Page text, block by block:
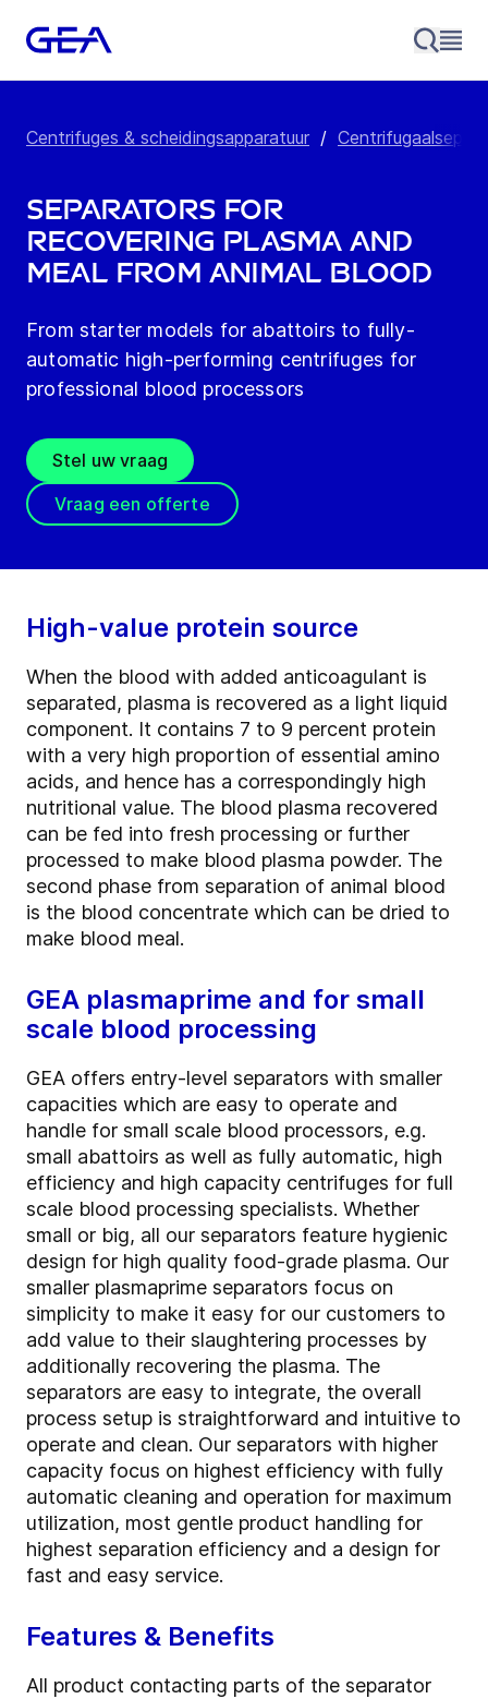
Centrifuges & scheidingsapparatuur /
Separators for
recovering plasma and
meal from animal blood
From starter models for abattoirs to fully-
automatic high-performing centrifuges for
professional blood processors
Stel uw vraag
Vraag een offerte
High-value protein source
When the blood with added anticoagulant is
separated, plasma is recovered as a light liquid
component. It contains 7 to 9 percent protein
with a very high proportion of essential amino
acids, and hence has a correspondingly high
nutritional value. The blood plasma recovered
can be fed into fresh processing or further
processed to make blood plasma powder. The
second phase from separation of animal blood
is the blood concentrate which can be dried to
make blood meal.
GEA plasmaprime and for small
scale blood processing
GEA offers entry-level separators with smaller
capacities which are easy to operate and
handle for small scale blood processors, e.g.
small abattoirs as well as fully automatic, high
efficiency and high capacity centrifuges for full
scale blood processing specialists. Whether
small or big, all our separators feature hygienic
design for high quality food-grade plasma. Our
smaller plasmaprime separators focus on
simplicity to make it easy for our customers to
add value to their slaughtering processes by
additionally recovering the plasma. The
separators are easy to integrate, the overall
process setup is straightforward and intuitive to
operate and clean. Our separators with higher
capacity focus on highest efficiency with fully
automatic cleaning and operation for maximum
utilization, most gentle product handling for
highest separation efficiency and a design for
fast and easy service.
Features & Benefits
All product contacting parts of the separator